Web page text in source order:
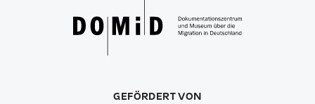
GEFÖRDERT VON